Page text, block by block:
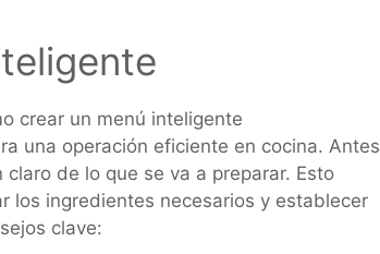
una operación eficiente en cocina. Antes
de lo que se va a preparar. Esto
los ingredientes necesarios y establecer
clave: